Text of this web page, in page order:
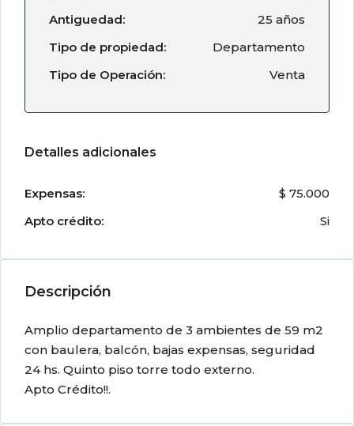
Antiguedad:
25 años
Tipo de propiedad:
Departamento
Tipo de Operación:
Venta
Detalles adicionales
Expensas:
$ 75.000
Apto crédito:
Si
Descripción
Amplio departamento de 3 ambientes de 59 m2
con baulera, balcón, bajas expensas, seguridad
24 hs. Quinto piso torre todo externo.
Apto Crédito!!.